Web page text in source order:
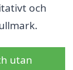
och
utan